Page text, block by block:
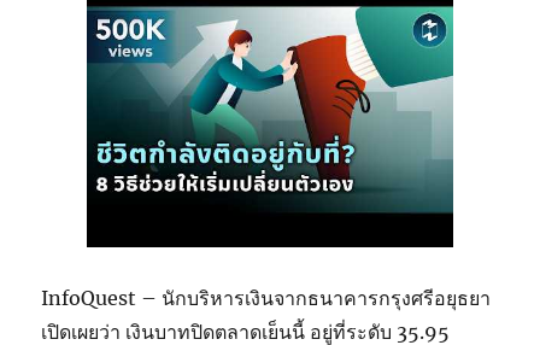
InfoQuest – นักบริหารเงินจากธนาคารกรุงศรีอยุธยา
เปิดเผยว่า เงินบาทปิดตลาดเย็นนี้ อยู่ที่ระดับ 35.95